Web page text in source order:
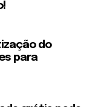
do
para